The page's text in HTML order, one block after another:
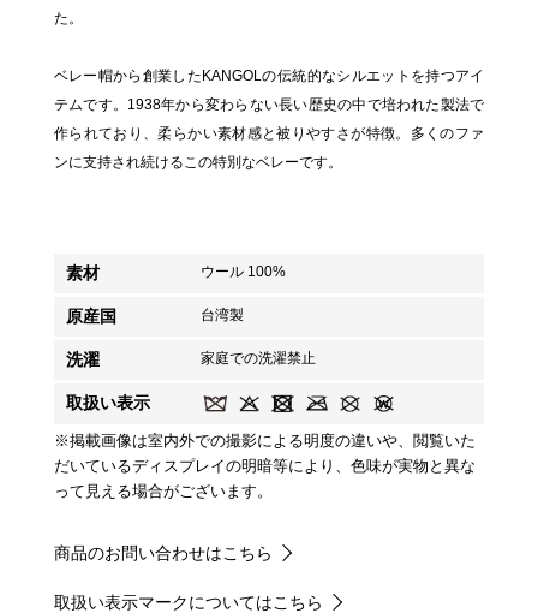
た。
ベレー帽から創業したKANGOLの伝統的なシルエットを持つアイ
テムです。1938年から変わらない長い歴史の中で培われた製法で
作られており、柔らかい素材感と被りやすさが特徴。多くのファ
ンに支持され続けるこの特別なベレーです。
素材 ウール 100%
原産国 台湾製
洗濯 家庭での洗濯禁止
取扱い表示
※掲載画像は室内外での撮影による明度の違いや、閲覧いた
だいているディスプレイの明暗等により、色味が実物と異な
って見える場合がございます。
商品のお問い合わせはこちら
取扱い表示マークについてはこちら